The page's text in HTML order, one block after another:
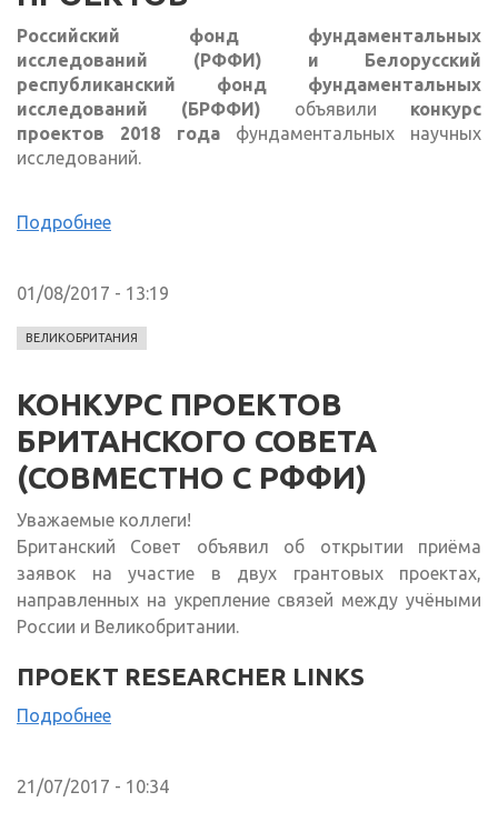
Российский фонд фундаментальных
исследований (РФФИ) и Белорусский
республиканский фонд фундаментальных
исследований (БРФФИ) объявили конкурс
проектов 2018 года фундаментальных научных
исследований.
Подробнее
01/08/2017 - 13:19
ВЕЛИКОБРИТАНИЯ
КОНКУРС ПРОЕКТОВ
БРИТАНСКОГО СОВЕТА
(СОВМЕСТНО С РФФИ)
Уважаемые коллеги!
Британский Совет объявил об открытии приёма
заявок на участие в двух грантовых проектах,
направленных на укрепление связей между учёными
России и Великобритании.
ПРОЕКТ RESEARCHER LINKS
Подробнее
21/07/2017 - 10:34